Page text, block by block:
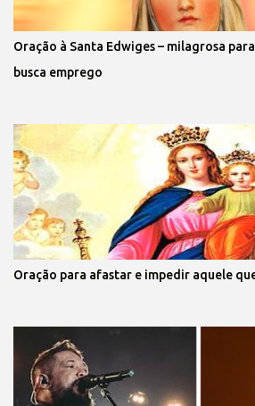
Oração à Santa Edwiges – milagrosa
busca emprego
Oração para afastar e impedir aquele